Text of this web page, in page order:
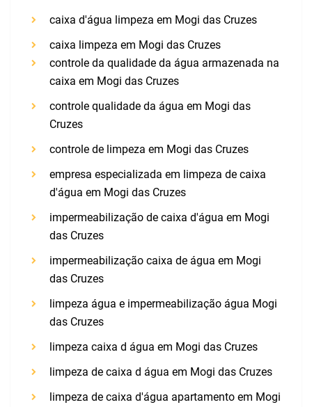
caixa d'água limpeza em Mogi das Cruzes
caixa limpeza em Mogi das Cruzes
controle da qualidade da água armazenada na
caixa em Mogi das Cruzes
controle qualidade da água em Mogi das
Cruzes
controle de limpeza em Mogi das Cruzes
empresa especializada em limpeza de caixa
d'água em Mogi das Cruzes
impermeabilização de caixa d'água em Mogi
das Cruzes
impermeabilização caixa de água em Mogi
das Cruzes
limpeza água e impermeabilização água Mogi
das Cruzes
limpeza caixa d água em Mogi das Cruzes
limpeza de caixa d água em Mogi das Cruzes
limpeza de caixa d'água apartamento em Mogi